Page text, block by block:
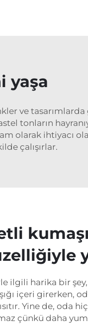
yaşa
ve tasarımlarda
tonların
olarak ihtiyacı
çalışırlar.
ilgili harika bir şey,
içeri girerken,
Yine de, oda
çünkü daha